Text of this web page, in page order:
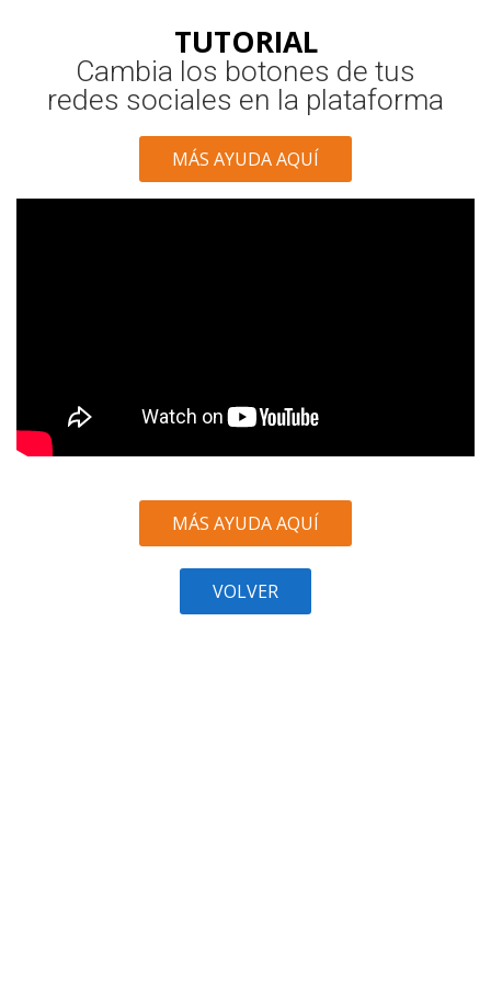
TUTORIAL
Cambia los botones de tus
redes sociales en la plataforma
MÁS AYUDA AQUÍ
MÁS AYUDA AQUÍ
VOLVER